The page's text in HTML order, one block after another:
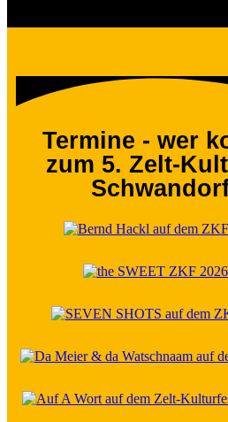
Termine - wer
zum 5. Zelt-